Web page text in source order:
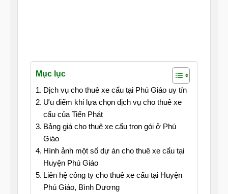
Mục lục
Dịch vụ cho thuê xe cẩu tại Phú Giáo uy tín
Ưu điểm khi lựa chọn dịch vụ cho thuê xe
cẩu của Tiến Phát
Bảng giá cho thuê xe cẩu trọn gói ở Phú
Giáo
Hình ảnh một số dự án cho thuê xe cẩu tại
Huyện Phú Giáo
Liên hệ công ty cho thuê xe cẩu tại Huyện
Phú Giáo, Bình Dương